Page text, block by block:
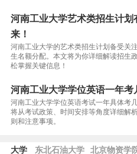
河南工业大学艺术类招生计
来！
河南工业大学的艺术类招生计划备受关
生名额分配。本文将为你详细解读招生
松掌握关键信息！
河南工业大学学位英语一年
河南工业大学学位英语考试一年具体考
将从考试政策、时间安排等角度详细解
则和注意事项。
大学 东北石油大学 北京物资学